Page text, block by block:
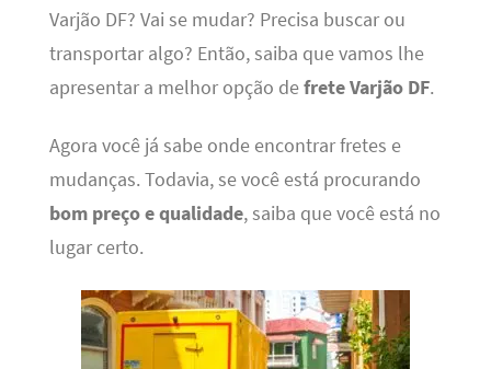
Varjão DF? Vai se mudar? Precisa buscar ou
transportar algo? Então, saiba que vamos lhe
apresentar a melhor opção defrete Varjão DF.
Agora você já sabe onde encontrar fretes e
mudanças. Todavia, se você está procurando
bom preço e qualidade, saiba que você está no
lugar certo.